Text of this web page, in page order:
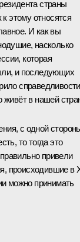
страны
этому относятся
И как вы
насколько
которая
и последующих
справедливости
живёт в нашей
с одной
то тогда это
привели
происходившие в
можно принимать